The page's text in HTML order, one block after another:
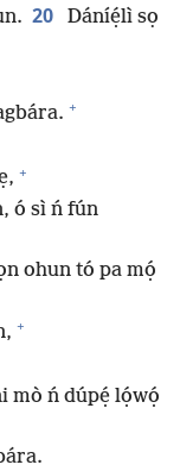
20
Dáníẹ́lì sọ
+
+
ó sì ń fún
ohun tó pa mọ́
+
mò ń dúpẹ́ lọ́wọ́